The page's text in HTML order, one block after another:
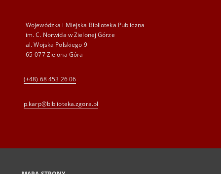
Wojewódzka i Miejska Biblioteka Publiczna
im. C. Norwida w Zielonej Górze
al. Wojska Polskiego 9
65-077 Zielona Góra
(+48) 68 453 26 06
p.karp@biblioteka.zgora.pl